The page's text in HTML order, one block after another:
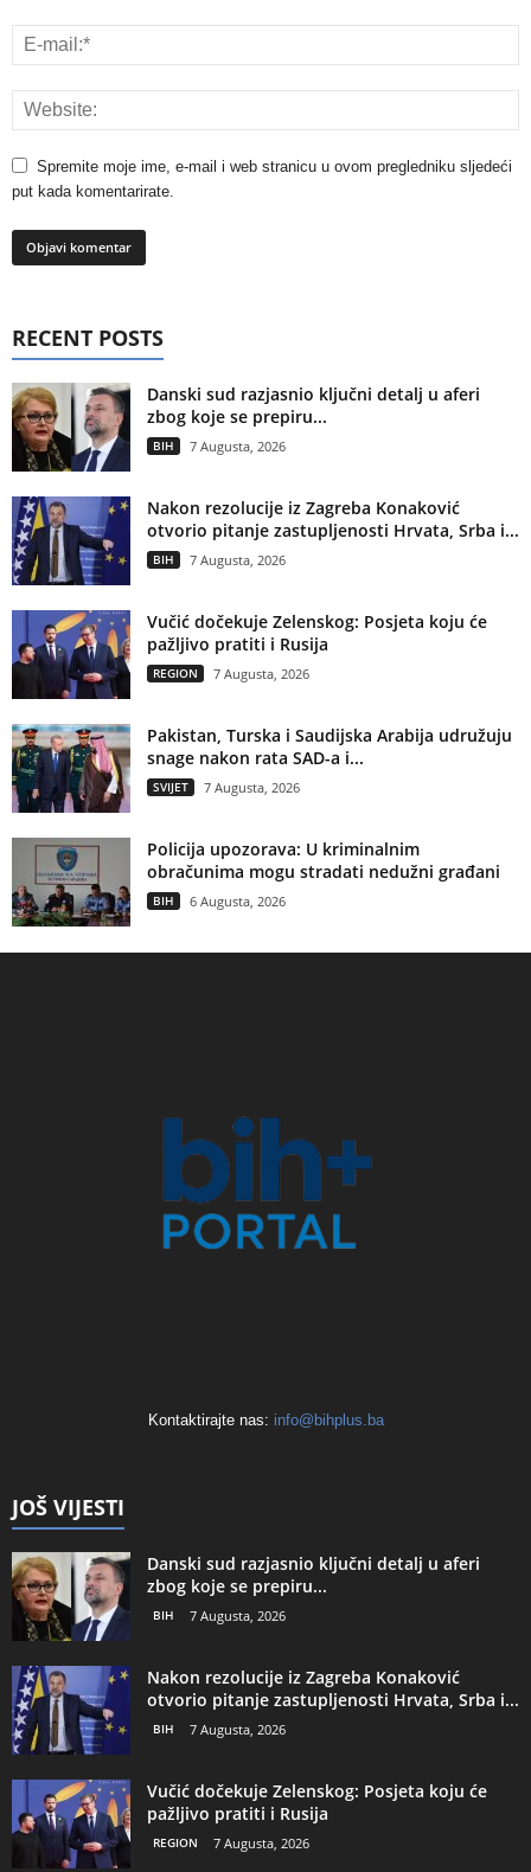
Spremite moje ime, e-mail i web stranicu u ovom pregledniku sljedeći
put kada komentarirate.
RECENT POSTS
Danski sud razjasnio ključni detalj u aferi
zbog koje se prepiru...
BIH 7 Augusta, 2026
Nakon rezolucije iz Zagreba Konaković
otvorio pitanje zastupljenosti Hrvata, Srba i...
BIH 7 Augusta, 2026
Vučić dočekuje Zelenskog: Posjeta koju će
pažljivo pratiti i Rusija
REGION 7 Augusta, 2026
Pakistan, Turska i Saudijska Arabija udružuju
snage nakon rata SAD-a i...
SVIJET 7 Augusta, 2026
Policija upozorava: U kriminalnim
obračunima mogu stradati nedužni građani
BIH 6 Augusta, 2026
Kontaktirajte nas: info@bihplus.ba
JOŠ VIJESTI
Danski sud razjasnio ključni detalj u aferi
zbog koje se prepiru...
BIH 7 Augusta, 2026
Nakon rezolucije iz Zagreba Konaković
otvorio pitanje zastupljenosti Hrvata, Srba i...
BIH 7 Augusta, 2026
Vučić dočekuje Zelenskog: Posjeta koju će
pažljivo pratiti i Rusija
REGION 7 Augusta, 2026